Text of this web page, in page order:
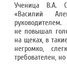
Ученица В.А.
«Василий
не повышал
на щеках, в
негромко,
требователен,